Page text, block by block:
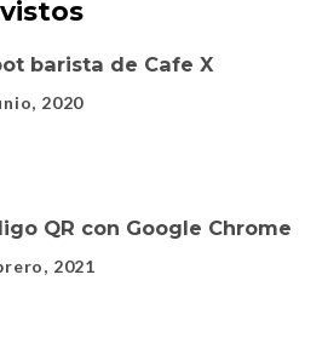
barista de Cafe X
2020
QR con Google Chrome
2021